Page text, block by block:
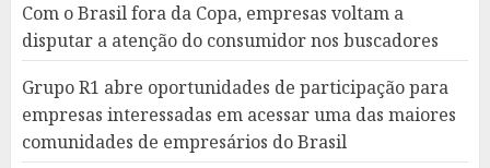
Com o Brasil fora da Copa, empresas voltam a
disputar a atenção do consumidor nos buscadores
Grupo R1 abre oportunidades de participação para
empresas interessadas em acessar uma das maiores
comunidades de empresários do Brasil